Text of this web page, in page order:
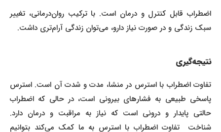
اضطراب قابل کنترل و درمان است. با ترکیب روان‌درمانی، تغییر
سبک زندگی و در صورت نیاز دارو، می‌توان زندگی آرام‌تری داشت.
نتیجه‌گیری
تفاوت اضطراب با استرس در منشا، مدت و شدت آن است. استرس
پاسخی طبیعی به فشارهای بیرونی است، در حالی که اضطراب
حالتی پایدار و درونی است که نیاز به مراقبت و درمان دارد.
شناخت تفاوت اضطراب با استرس به ما کمک می‌کند بتوانیم